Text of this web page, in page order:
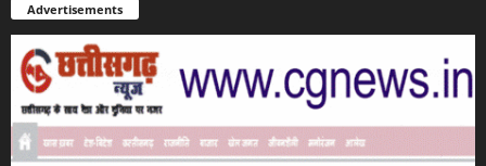
Advertisements